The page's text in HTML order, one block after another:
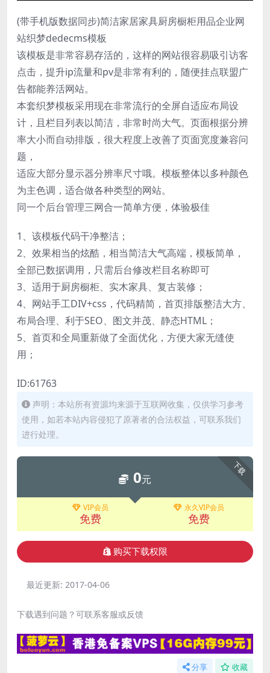
(带手机版数据同步)简洁家居家具厨房橱柜用品企业网
站织梦dedecms模板
该模板是非常容易存活的，这样的网站很容易吸引访客
点击，提升ip流量和pv是非常有利的，随便挂点联盟广
告都能养活网站。
本套织梦模板采用现在非常流行的全屏自适应布局设
计，且栏目列表以简洁，非常时尚大气。页面根据分辨
率大小而自动排版，很大程度上改善了页面宽度兼容问
题，
适应大部分显示器分辨率尺寸哦。模板整体以多种颜色
为主色调，适合做各种类型的网站。
同一个后台管理三网合一简单方便，体验极佳
1、该模板代码干净整洁；
2、效果相当的炫酷，相当简洁大气高端，模板简单，
全部已数据调用，只需后台修改栏目名称即可
3、适用于厨房橱柜、实木家具、复古装修；
4、网站手工DIV+css，代码精简，首页排版整洁大方、
布局合理、利于SEO、图文并茂、静态HTML；
5、首页和全局重新做了全面优化，方便大家无缝使
用；
ID:61763
声明：本站所有资源均来源于互联网收集，仅供学习参考
使用，如若本站内容侵犯了原著者的合法权益，可联系我们
进行处理。
下载
0元
VIP会员
免费
永久VIP会员
免费
购买下载权限
最近更新: 2017-04-06
下载遇到问题？可联系客服或反馈
分享 收藏